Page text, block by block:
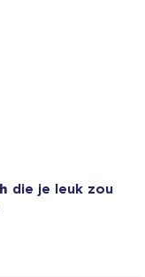
die je leuk zou